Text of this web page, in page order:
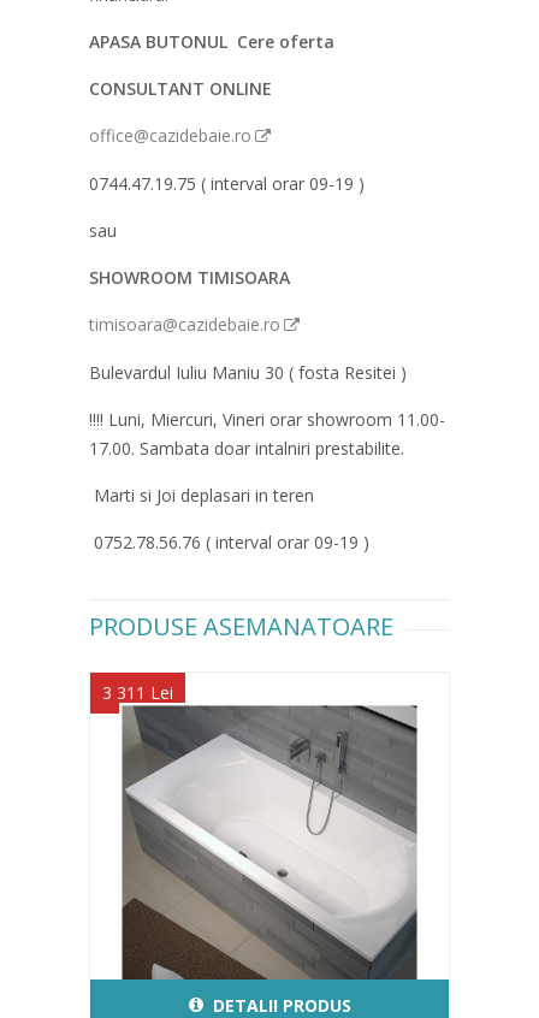
APASA BUTONUL Cere oferta
CONSULTANT ONLINE
office@cazidebaie.ro
0744.47.19.75 ( interval orar 09-19 )
sau
SHOWROOM TIMISOARA
timisoara@cazidebaie.ro
Bulevardul Iuliu Maniu 30 ( fosta Resitei )
!!!! Luni, Miercuri, Vineri orar showroom 11.00-
17.00. Sambata doar intalniri prestabilite.
Marti si Joi deplasari in teren
0752.78.56.76 ( interval orar 09-19 )
PRODUSE ASEMANATOARE
3 311 Lei
DETALII PRODUS